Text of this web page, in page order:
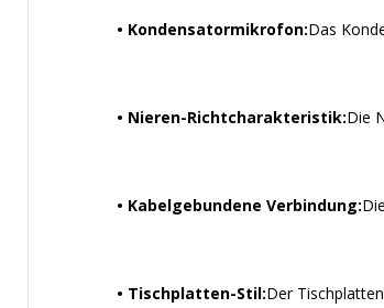
• Kondensatormikrofon:Das
• Nieren-Richtcharakteristik:Die
• Kabelgebundene Verbindung:
• Tischplatten-Stil:Der